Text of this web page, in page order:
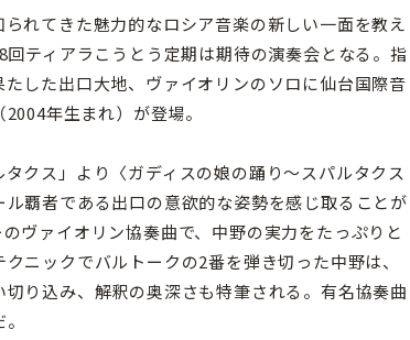
れてきた魅力的なロシア音楽の新しい一面を教え
ティアラこうとう定期は期待の演奏会となる。指
した出口大地、ヴァイオリンのソロに仙台国際音
年生まれ）が登場。
クス」より〈ガディスの娘の踊り〜スパルタクス
覇者である出口の意欲的な姿勢を感じ取ることが
ヴァイオリン協奏曲で、中野の実力をたっぷりと
ニックでバルトークの2番を弾き切った中野は、
り込み、解釈の奥深さも特筆される。有名協奏曲